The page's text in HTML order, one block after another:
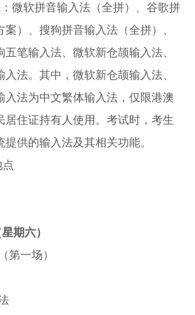
微软拼音输入法（全拼）、谷歌拼
）、搜狗拼音输入法（全拼）、
笔输入法、微软新仓颉输入法、
法。其中，微软新仓颉输入法、
入法为中文繁体输入法，仅限港澳
居住证持有人使用。考试时，考生
供的输入法及其相关功能。
点
期六）
第一场）